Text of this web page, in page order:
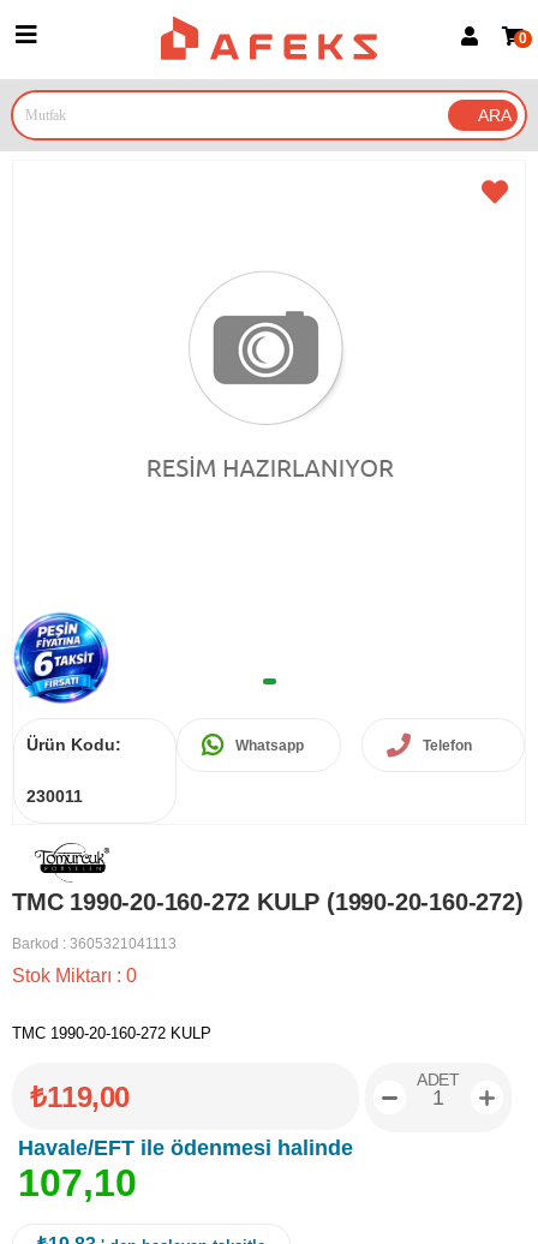
Google İle Bağlan
0
Ürün Kodu:
230011
Whatsapp Telefon
TMC 1990-20-160-272 KULP (1990-20-160-272)
Barkod : 3605321041113
Stok Miktarı : 0
TMC 1990-20-160-272 KULP
₺119,00
Havale/EFT ile ödenmesi halinde
107,10
ADET